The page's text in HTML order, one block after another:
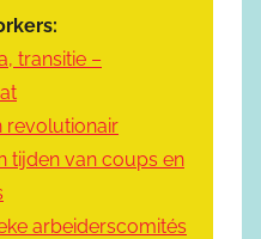
transitie –
revolutionair
tijden van coups en
arbeiderscomités